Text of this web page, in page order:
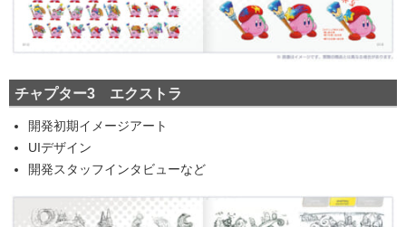
チャプター3 エクストラ
開発初期イメージアート
UIデザイン
開発スタッフインタビューなど